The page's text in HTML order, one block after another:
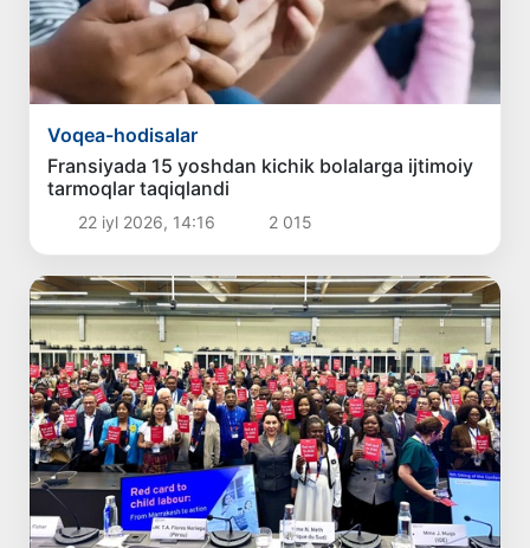
Voqea-hodisalar
Fransiyada 15 yoshdan kichik bolalarga ijtimoiy
tarmoqlar taqiqlandi
22 iyl 2026, 14:16 2 015